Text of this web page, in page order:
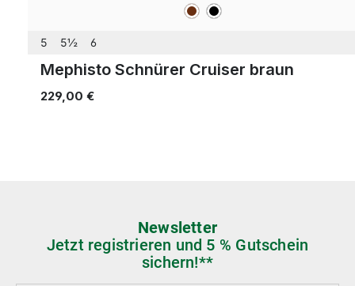
braunschwarz
5 5½ 6
Mephisto Schnürer Cruiser braun
229,00 €
Newsletter
Jetzt registrieren und 5 % Gutschein
sichern!**